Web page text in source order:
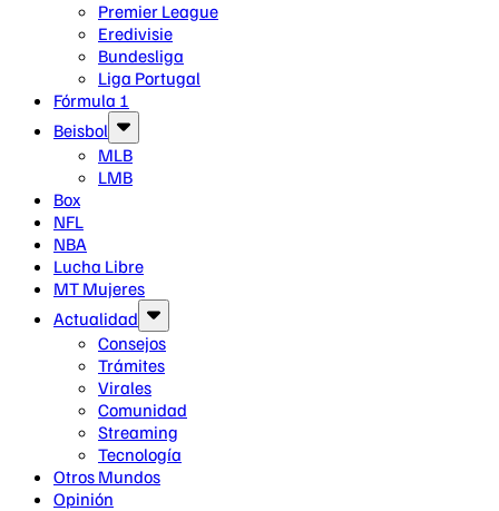
Premier League
Eredivisie
Bundesliga
Liga Portugal
Fórmula 1
Beisbol
MLB
LMB
Box
NFL
NBA
Lucha Libre
MT Mujeres
Actualidad
Consejos
Trámites
Virales
Comunidad
Streaming
Tecnología
Otros Mundos
Opinión